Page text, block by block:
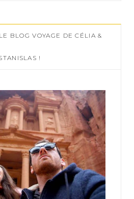
BLOG VOYAGE DE CÉLIA &
!